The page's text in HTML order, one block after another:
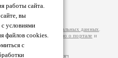
работы сайта.
вы
с условиями
файлов cookies.
с
Ответственность за
на
обработки персональных данных
подробнуюинформацию о портале и
– порядка 200 тысяч